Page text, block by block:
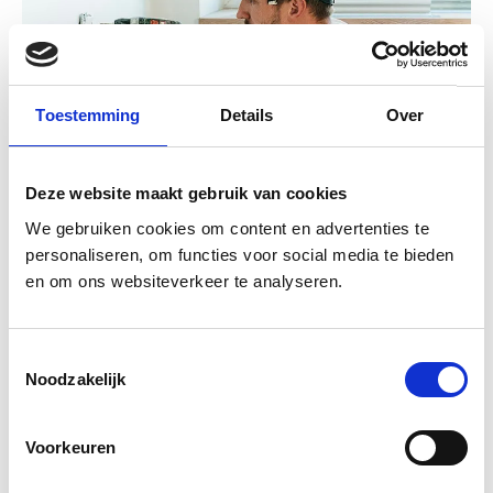
Toestemming Details Over
Deze website maakt gebruik van cookies
We gebruiken cookies om content en advertenties te
personaliseren, om functies voor social media te bieden
en om ons websiteverkeer te analyseren.
Noodzakelijk
Voorkeuren
Plumbing Expertise